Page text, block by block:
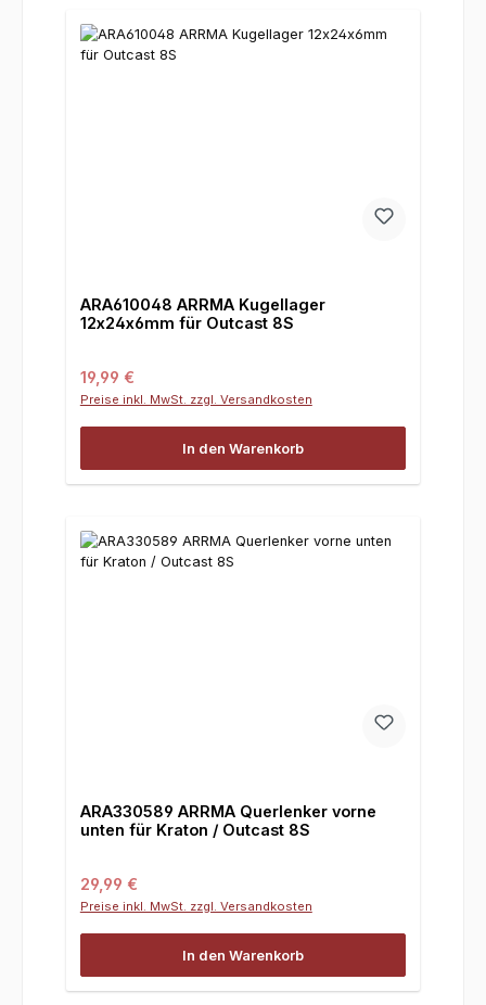
ARA610048 ARRMA Kugellager
12x24x6mm für Outcast 8S
Regulärer Preis:
19,99 €
Preise inkl. MwSt. zzgl. Versandkosten
In den Warenkorb
ARA330589 ARRMA Querlenker vorne
unten für Kraton / Outcast 8S
Regulärer Preis:
29,99 €
Preise inkl. MwSt. zzgl. Versandkosten
In den Warenkorb